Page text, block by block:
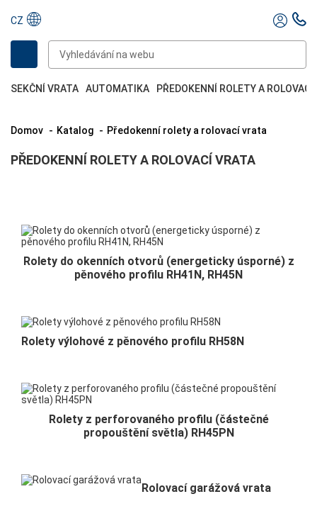
CZ
SEKČNÍ VRATA AUTOMATIKA PŘEDOKENNÍ ROLETY A ROLOVACÍ
Domov Katalog Předokenní rolety a rolovací vrata
PŘEDOKENNÍ ROLETY A ROLOVACÍ VRATA
Rolety do okenních otvorů (energeticky úsporné) z
pěnového profilu RH41N, RH45N
Rolety výlohové z pěnového profilu RH58N
Rolety z perforovaného profilu (částečné
propouštění světla) RH45PN
Rolovací garážová vrata